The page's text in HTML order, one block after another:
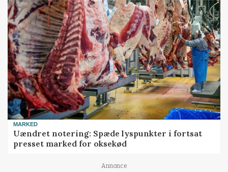
MARKED
Uændret notering: Spæde lyspunkter i fortsat
presset marked for oksekød
Annonce